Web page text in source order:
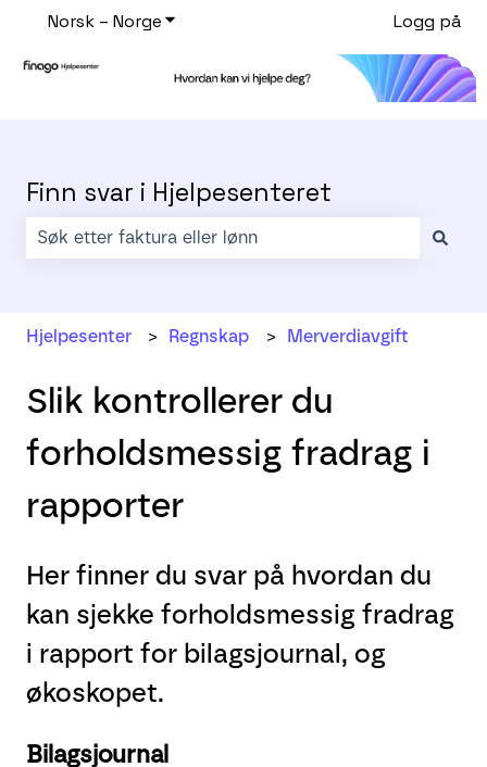
Norsk – NorgeVis undermeny for oversettelserLogg på
Finn svar i Hjelpesenteret
Hjelpesenter Regnskap Merverdiavgift
Slik kontrollerer du
forholdsmessig fradrag i
rapporter
Her finner du svar på hvordan du
kan sjekke forholdsmessig fradrag
i rapport for bilagsjournal, og
økoskopet.
Bilagsjournal